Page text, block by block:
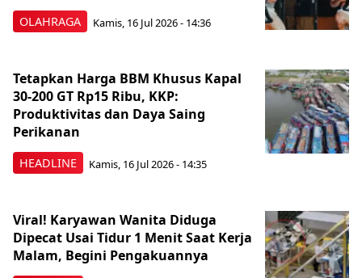
OLAHRAGA Kamis, 16 Jul 2026 - 14:36
HEADLINE
Tetapkan Harga BBM Khusus Kapal
30-200 GT Rp15 Ribu, KKP:
Produktivitas dan Daya Saing
Perikanan
Kamis, 16 Jul 2026 - 14:35
Viral! Karyawan Wanita Diduga
Dipecat Usai Tidur 1 Menit Saat Kerja
Malam, Begini Pengakuannya